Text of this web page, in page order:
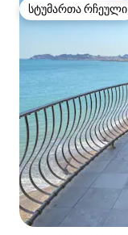
სტუმართა რჩეული
სტუმართა რჩეული